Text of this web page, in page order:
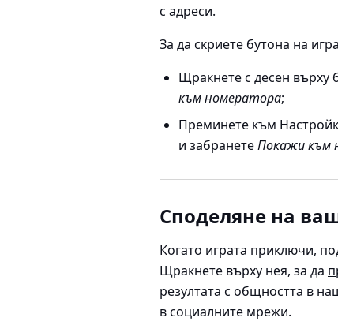
с адреси.
За да скриете бутона на
Щракнете с десен върху
към номератора;
Преминете към
и забранетеПокажи към
Споделяне на
Когато играта приключи,
Щракнете върху нея, за да
резултата с общността в
в социалните мрежи.